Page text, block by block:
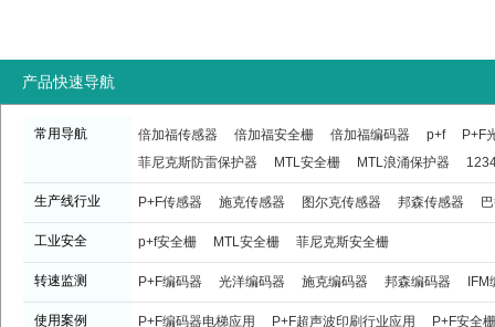
产品快速导航
常用导航 倍加福传感器 倍加福安全栅 倍加福编码器 p+f
P+F
菲尼克斯防雷保护器
MTL安全栅 MTL浪涌保护器
生产线行业 P+F传感器 施克传感器 图尔克传感器 邦森传感器
工业安全 p+f安全栅 MTL安全栅 菲尼克斯安全栅
转速监测 P+F编码器 光洋编码器 施克编码器 邦森编码器
使用案例 P+F编码器电梯应用 P+F超声波印刷行业应用 P+F安全